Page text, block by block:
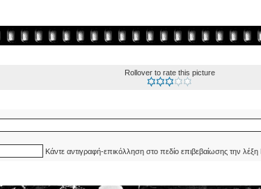
Rollover to rate this picture
Κάντε αντιγραφή-επικόλληση στο πεδίο επιβεβαίωσης την